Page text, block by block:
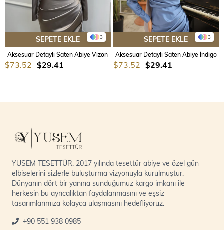
3
SEPETE EKLE
Aksesuar Detaylı Saten Abiye Vizon
$29.41
$73.52
3
SEPETE EKLE
Aksesuar Detaylı Saten Abiye İndigo
$29.41
$73.52
YUSEM TESETTÜR, 2017 yılında tesettür abiye ve özel gün
elbiselerini sizlerle buluşturma vizyonuyla kurulmuştur.
Dünyanın dört bir yanına sunduğumuz kargo imkanı ile
herkesin bu ayrıcalıktan faydalanmasını ve eşsiz
tasarımlarımıza kolayca ulaşmasını hedefliyoruz.
+90 551 938 0985